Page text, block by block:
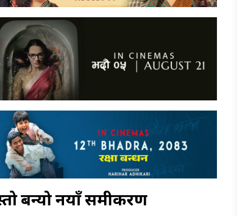
बन्यो नयाँ समीकरण